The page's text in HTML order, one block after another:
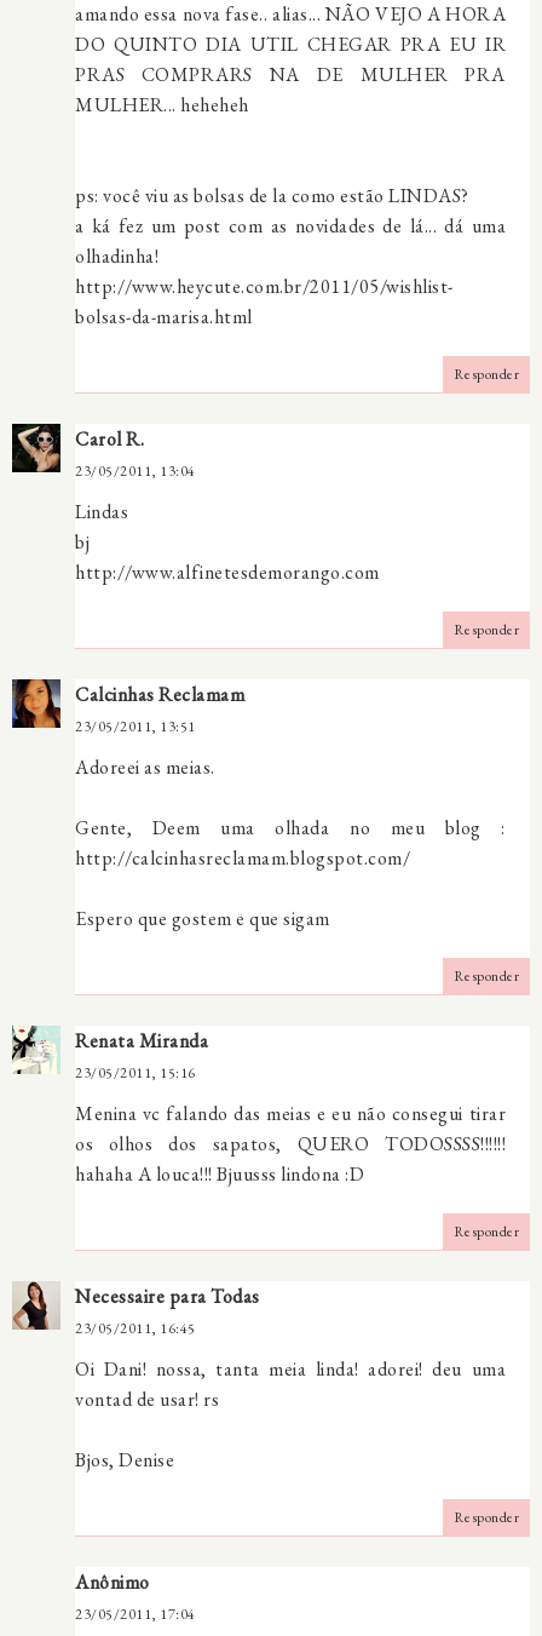
amando essa nova fase.. alias... NÃO VEJO A HORA
DO QUINTO DIA UTIL CHEGAR PRA EU IR
PRAS COMPRARS NA DE MULHER PRA
MULHER... heheheh
ps: você viu as bolsas de la como estão LINDAS?
a ká fez um post com as novidades de lá... dá uma
olhadinha!
http://www.heycute.com.br/2011/05/wishlist-
bolsas-da-marisa.html
Responder
Carol R.
23/05/2011, 13:04
Lindas
bj
http://www.alfinetesdemorango.com
Responder
Calcinhas Reclamam
23/05/2011, 13:51
Adoreei as meias.
Gente, Deem uma olhada no meu blog :
http://calcinhasreclamam.blogspot.com/
Espero que gostem e que sigam
Responder
Renata Miranda
23/05/2011, 15:16
Menina vc falando das meias e eu não consegui tirar
os olhos dos sapatos, QUERO TODOSSSS!!!!!!
hahaha A louca!!! Bjuusss lindona :D
Responder
Necessaire para Todas
23/05/2011, 16:45
Oi Dani! nossa, tanta meia linda! adorei! deu uma
vontad de usar! rs
Bjos, Denise
Responder
Anônimo
23/05/2011, 17:04